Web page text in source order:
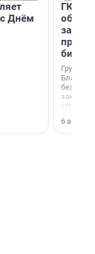
Днём
ГК
Группа
6